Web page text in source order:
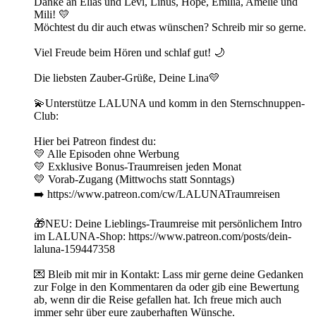
Mili! 💛
Möchtest du dir auch etwas wünschen? Schreib mir so gerne.
Viel Freude beim Hören und schlaf gut! 🌙
Die liebsten Zauber-Grüße, Deine Lina💛
💫Unterstütze LALUNA und komm in den Sternschnuppen-
Club:
Hier bei Patreon findest du:
💛 Alle Episoden ohne Werbung
💛 Exklusive Bonus-Traumreisen jeden Monat
💛 Vorab-Zugang (Mittwochs statt Sonntags)
➡️ https://www.patreon.com/cw/LALUNATraumreisen
🎁NEU: Deine Lieblings-Traumreise mit persönlichem Intro
im LALUNA-Shop: https://www.patreon.com/posts/dein-
laluna-159447358
💌 Bleib mit mir in Kontakt: Lass mir gerne deine Gedanken
zur Folge in den Kommentaren da oder gib eine Bewertung
ab, wenn dir die Reise gefallen hat. Ich freue mich auch
immer sehr über eure zauberhaften Wünsche.